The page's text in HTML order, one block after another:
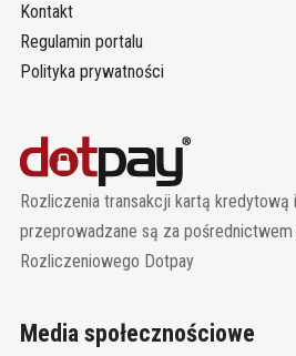
Kontakt
Regulamin portalu
Polityka prywatności
Rozliczenia transakcji kartą kredytową
przeprowadzane są za pośrednictwem
Rozliczeniowego Dotpay
Media społecznościowe